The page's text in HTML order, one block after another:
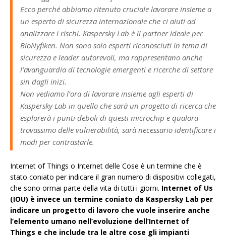
Ecco perché abbiamo ritenuto cruciale lavorare insieme a
un esperto di sicurezza internazionale che ci aiuti ad
analizzare i rischi. Kaspersky Lab è il partner ideale per
BioNyfiken. Non sono solo esperti riconosciuti in tema di
sicurezza e leader autorevoli, ma rappresentano anche
l’avanguardia di tecnologie emergenti e ricerche di settore
sin dagli inizi.
Non vediamo l’ora di lavorare insieme agli esperti di
Kaspersky Lab in quello che sarà un progetto di ricerca che
esplorerà i punti deboli di questi microchip e qualora
trovassimo delle vulnerabilità, sarà necessario identificare i
modi per contrastarle.
Internet of Things o Internet delle Cose è un termine che è
stato coniato per indicare il gran numero di dispositivi collegati,
che sono ormai parte della vita di tutti i giorni. Internet of Us
(IOU) è invece un termine coniato da Kaspersky Lab per
indicare un progetto di lavoro che vuole inserire anche
l’elemento umano nell’evoluzione dell’Internet of
Things e che include tra le altre cose gli impianti